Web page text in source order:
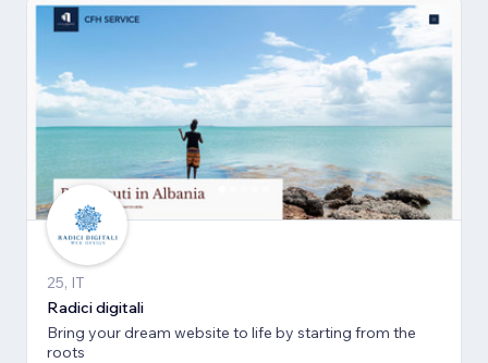
25, IT
Radici digitali
Bring your dream website to life by starting from the
roots